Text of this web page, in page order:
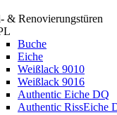
& Renovierungstüren
Buche
Eiche
Weißlack 9010
Weißlack 9016
Authentic Eiche DQ
Authentic RissEiche